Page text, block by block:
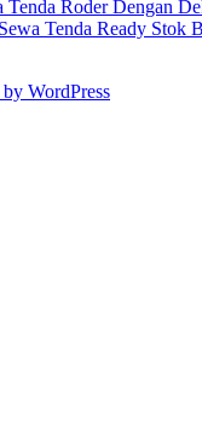
Tenda Roder Dengan
Sewa Tenda Ready Stok
WordPress